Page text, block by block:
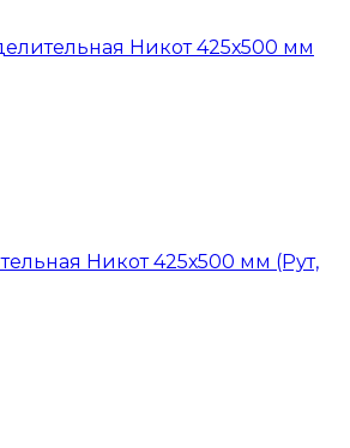
Никот 425х500 мм (Рут,